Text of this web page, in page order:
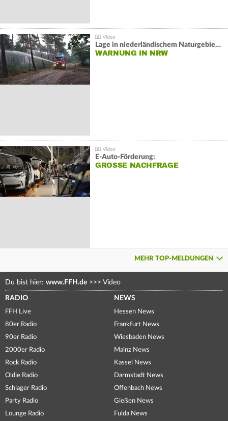
Lage in niederländischem Naturgebiet stabil
WARNUNG IN NRW
E-Auto-Förderung:
GROSSE NACHFRAGE
MEHR TOP-MELDUNGEN
Du bist hier: www.FFH.de >>> Video
RADIO
FFH Live
80er Radio
90er Radio
2000er Radio
Rock Radio
Oldie Radio
Schlager Radio
Party Radio
Lounge Radio
NEWS
Hessen News
Frankfurt News
Wiesbaden News
Mainz News
Kassel News
Darmstadt News
Offenbach News
Gießen News
Fulda News